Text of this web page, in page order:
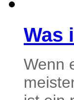
Was
Wenn